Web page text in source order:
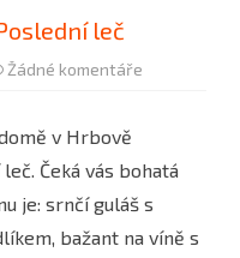
leč
Žádné komentáře
Poslední
v Hrbově
Čeká vás bohatá
je: srnčí guláš s
bažant na víně s